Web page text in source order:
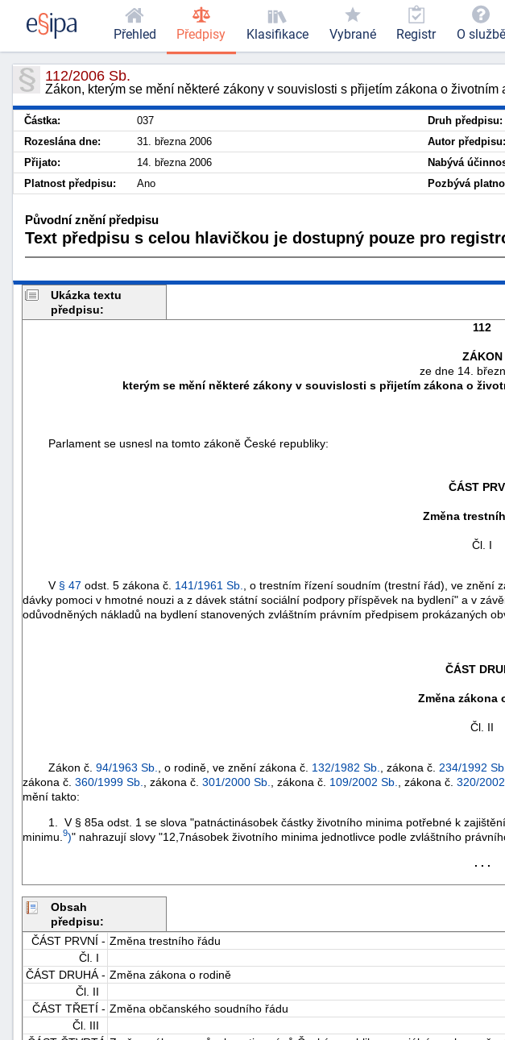
112/2006 Sb.
Zákon, kterým se mění některé zákony v souvislosti s přijetím zákona o
Částka: 037 Druh předpisu:
Rozeslána dne:
31. března 2006 Autor předpisu:
Přijato:
14. března 2006 Nabývá
Platnost předpisu:
Ano Pozbývá
Původní znění předpisu
Text předpisu s celou hlavičkou je dostupný pouze pro
Ukázka textu
předpisu:
112
ZÁKON
ze dne 14.
kterým se mění některé zákony v souvislosti s přijetím zákona o
Parlament se usnesl na tomto zákoně České republiky:
ČÁST
Změna
Čl. I
V § 47 odst. 5 zákona č. 141/1961 Sb. , o trestním řízení soudním (trestní řád), ve znění
dávky pomoci v hmotné nouzi a z dávek státní sociální podpory příspěvek na bydlení" a v
odůvodněných nákladů na bydlení stanovených zvláštním právním předpisem prokázaných
ČÁST
Změna zákona
Čl. II
Zákon č. 94/1963 Sb. , o rodině, ve znění zákona č. 132/1982 Sb. , zákona č. 234/1992 Sb.
zákona č. 360/1999 Sb. , zákona č. 301/2000 Sb. , zákona č. 109/2002 Sb. , zákona č. 320/2002
mění takto:
1. V § 85a odst. 1 se slova "patnáctinásobek částky životního minima potřebné k
minimu. 9)" nahrazují slovy "12,7násobek životního minima jednotlivce podle zvláštního
. . .
Obsah
předpisu:
ČÁST PRVNÍ - Změna trestního řádu
Čl. I
ČÁST DRUHÁ - Změna zákona o rodině
Čl. II
ČÁST TŘETÍ - Změna občanského soudního řádu
Čl. III
Přehled Předpisy Klasifikace Vybrané Registr O službě